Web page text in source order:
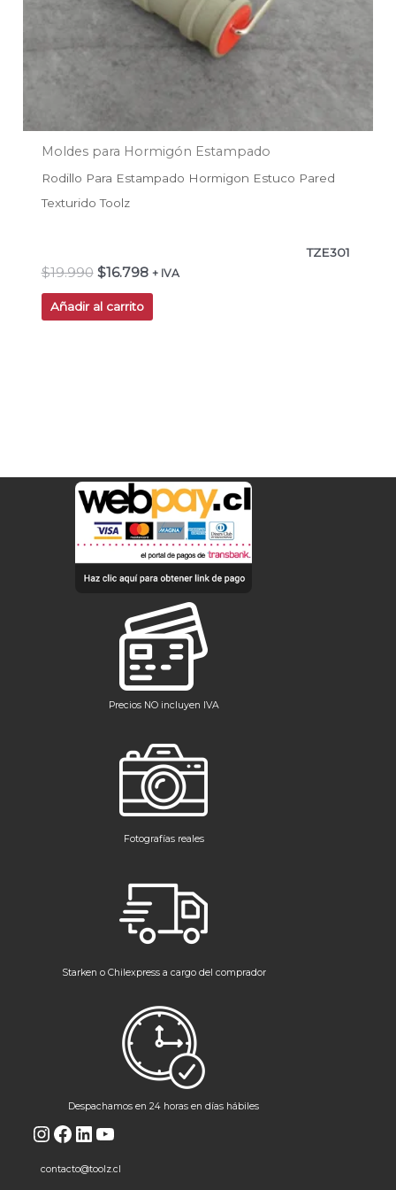
Moldes para Hormigón Estampado
Rodillo Para Estampado Hormigon Estuco Pared
Texturido Toolz
TZE301
$19.990 $16.798 + IVA
Añadir al carrito
Precios NO incluyen IVA
Fotografías reales
Starken o Chilexpress a cargo del comprador
Despachamos en 24 horas en días hábiles
Instagram
Facebook
LinkedIn
YouTube
contacto@toolz.cl